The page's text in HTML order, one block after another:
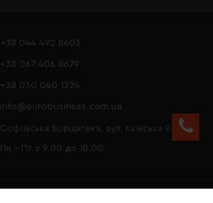
+38 044 492 8603
+38 067 406 8679
+38 050 040 1324
info@eurobusiness.com.ua
Софіївська Борщагівка, вул. Київська 97
Пн - Пт з 9.00 до 18.00